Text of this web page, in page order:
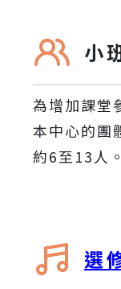
小
為增加課堂
本中心的團
約6至13人。
選